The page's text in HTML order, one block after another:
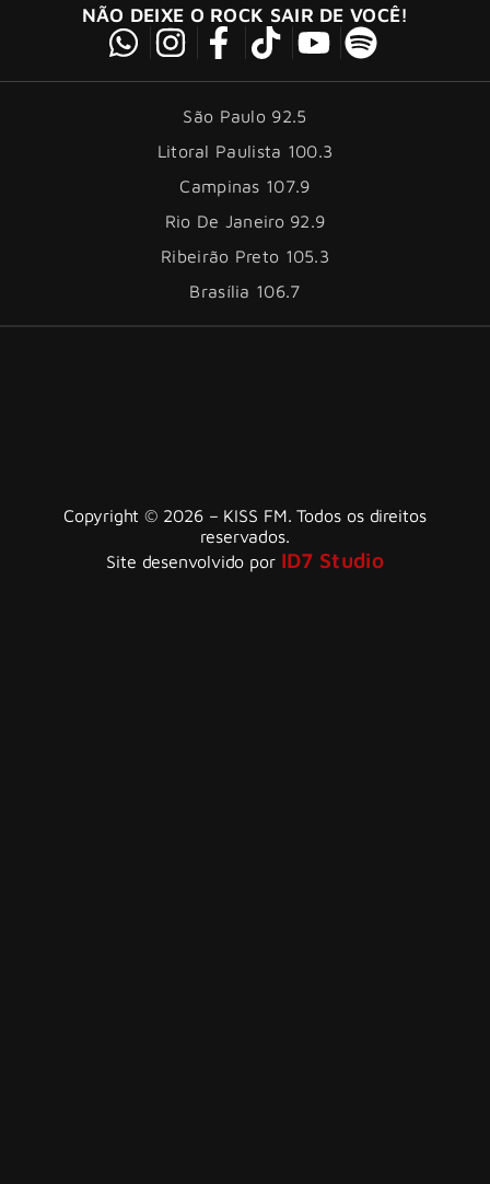
NÃO DEIXE O ROCK SAIR DE VOCÊ!
São Paulo 92.5
Litoral Paulista 100.3
Campinas 107.9
Rio De Janeiro 92.9
Ribeirão Preto 105.3
Brasília 106.7
Copyright © 2026 – KISS FM. Todos os direitos
reservados.
Site desenvolvido por ID7 Studio